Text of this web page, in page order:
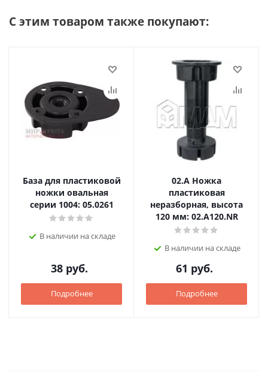
С этим товаром также покупают:
База для пластиковой
ножки овальная
серии 1004: 05.0261
В наличии на складе
38 руб.
Подробнее
02.А Ножка
пластиковая
неразборная, высота
120 мм: 02.A120.NR
В наличии на складе
61 руб.
Подробнее